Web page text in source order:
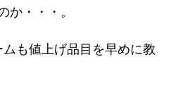
か・・・。
も値上げ品目を早めに教